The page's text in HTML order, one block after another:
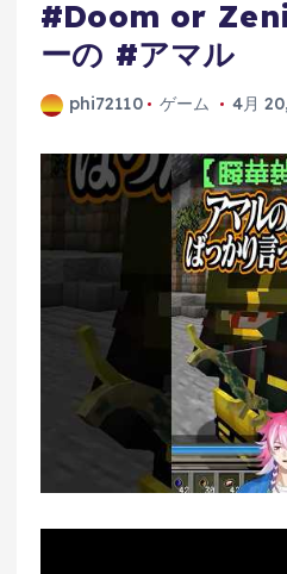
#Doom or
ーの #アマル
phi72110 ゲーム 4月